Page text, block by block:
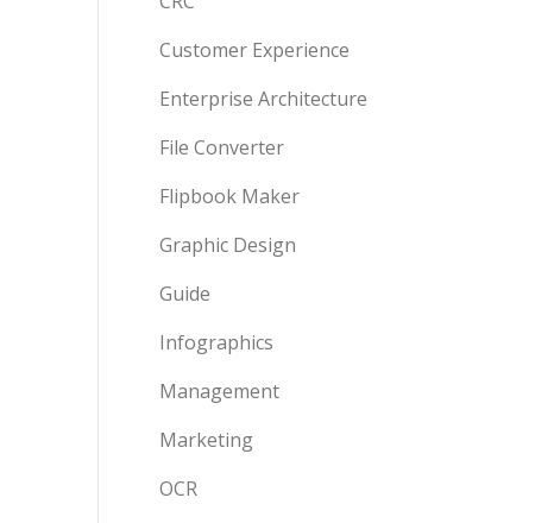
Customer Experience
Enterprise Architecture
File Converter
Flipbook Maker
Graphic Design
Guide
Infographics
Management
Marketing
OCR